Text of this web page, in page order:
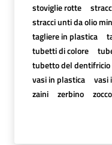
stoviglie rotte
stracci unti da olio
tagliere in plastica
tubetti di colore
tubetto del dentifricio
vasi in plastica
vasi
zaini
zerbino